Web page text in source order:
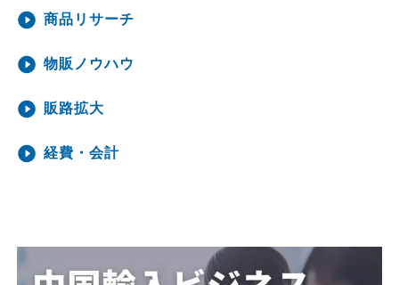
商品リサーチ
物販ノウハウ
販路拡大
経費・会計